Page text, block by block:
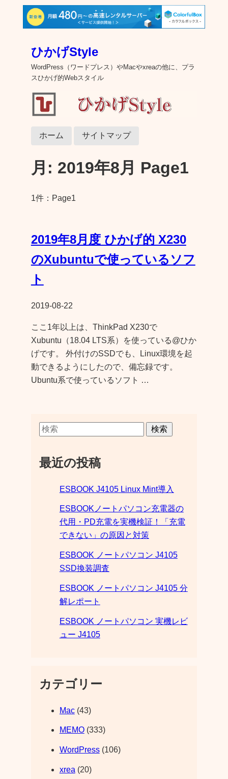
ひかげStyle
WordPress（ワードプレス）やMacやxreaの他に、プラ
スひかげ的Webスタイル
ホーム サイトマップ
月: 2019年8月 Page1
1件：Page1
2019年8月度 ひかげ的 X230
のXubuntuで使っているソフ
ト
2019-08-22
ここ1年以上は、ThinkPad X230で
Xubuntu（18.04 LTS系）を使っている@ひか
げです。 外付けのSSDでも、Linux環境を起
動できるようにしたので、備忘録です。
Ubuntu系で使っているソフト …
検索
最近の投稿
ESBOOK J4105 Linux Mint導入
ESBOOKノートパソコン充電器の
代用・PD充電を実機検証！「充電
できない」の原因と対策
ESBOOK ノートパソコン J4105
SSD換装調査
ESBOOK ノートパソコン J4105 分
解レポート
ESBOOK ノートパソコン 実機レビ
ュー J4105
カテゴリー
Mac(43)
MEMO(333)
WordPress(106)
xrea (20)